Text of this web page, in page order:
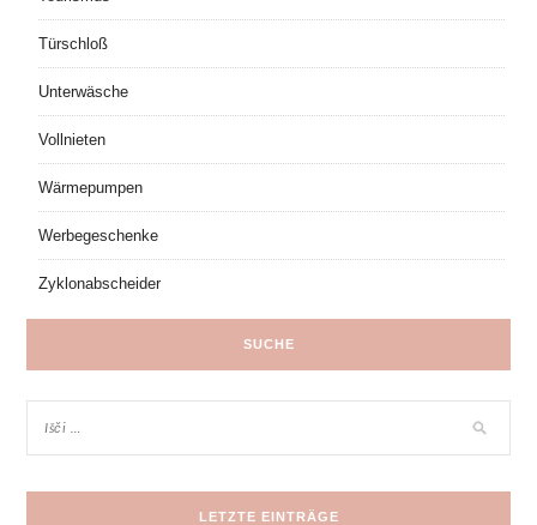
Türschloß
Unterwäsche
Vollnieten
Wärmepumpen
Werbegeschenke
Zyklonabscheider
SUCHE
LETZTE EINTRÄGE